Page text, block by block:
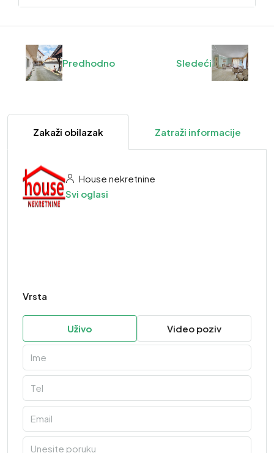
Predhodno Sledeći
Zakaži obilazak Zatraži informacije
House nekretnine
Svi oglasi
Vrsta
Uživo Video poziv